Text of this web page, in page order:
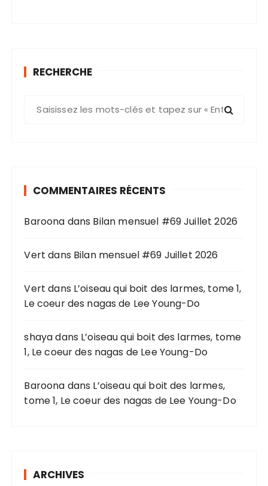
RECHERCHE
e
o
r
COMMENTAIRES RÉCENTS
Baroona dans Bilan mensuel #69 Juillet 2026
Vert dans Bilan mensuel #69 Juillet 2026
Vert dans L’oiseau qui boit des larmes, tome 1,
Le coeur des nagas de Lee Young-Do
shayadans L’oiseau qui boit des larmes, tome
1, Le coeur des nagas de Lee Young-Do
Baroona dans L’oiseau qui boit des larmes,
tome 1, Le coeur des nagas de Lee Young-Do
ARCHIVES